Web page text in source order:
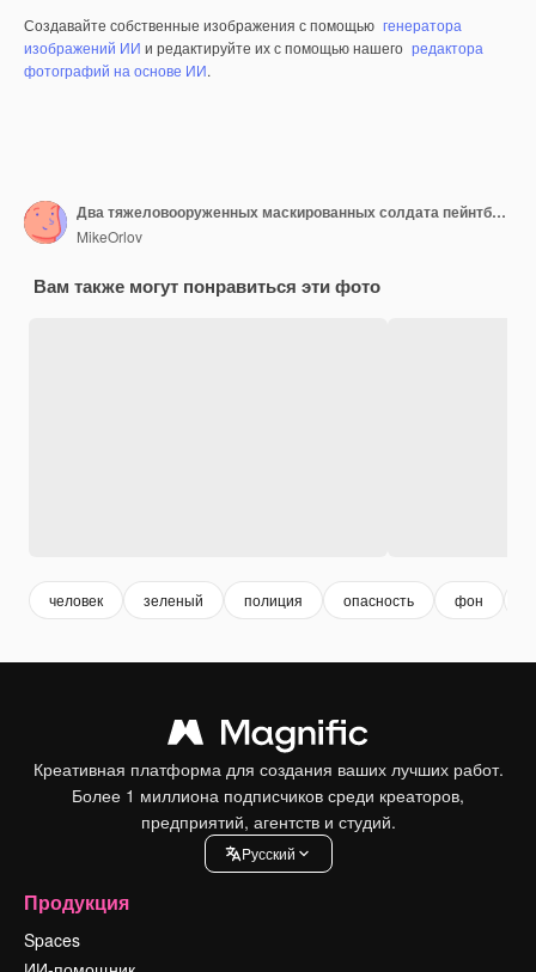
Создавайте собственные изображения с помощью генератора
изображений ИИ и редактируйте их с помощью нашего редактора
фотографий на основе ИИ.
Два тяжеловооруженных маскированных солдата пейнтбола на пост-апокалиптическом фоне Концепция рекламы
MikeOrlov
Вам также могут понравиться эти фото
человек зеленый полиция опасность фон
Креативная платформа для создания ваших лучших работ.
Более 1 миллиона подписчиков среди креаторов,
предприятий, агентств и студий.
Pусский
Продукция
Spaces